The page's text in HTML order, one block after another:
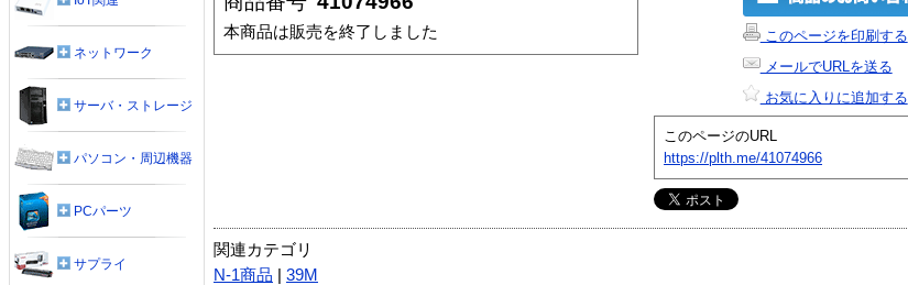
本商品は販売を終了しました
このページを印刷する
メールでURLを送る
お気に入りに追加する
このページのURL
https://plth.me/41074966
関連カテゴリ
N-1商品
39M
ネットワーク
サーバ・ストレージ
パソコン・周辺機器
PCパーツ
サプライ